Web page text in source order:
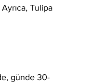
Tulipa
günde 30-